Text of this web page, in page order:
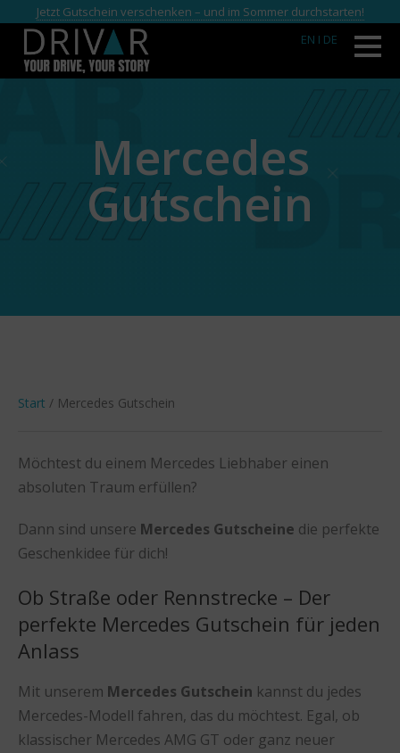
Jetzt Gutschein verschenken – und im Sommer durchstarten!
EN I DE
Mercedes
Gutschein
Start / Mercedes Gutschein
Möchtest du einem Mercedes Liebhaber einen
absoluten Traum erfüllen?
Dann sind unsere Mercedes Gutscheine die perfekte
Geschenkidee für dich!
Ob Straße oder Rennstrecke – Der
perfekte Mercedes Gutschein für jeden
Anlass
Mit unserem Mercedes Gutschein kannst du jedes
Mercedes-Modell fahren, das du möchtest. Egal, ob
klassischer Mercedes AMG GT oder ganz neuer